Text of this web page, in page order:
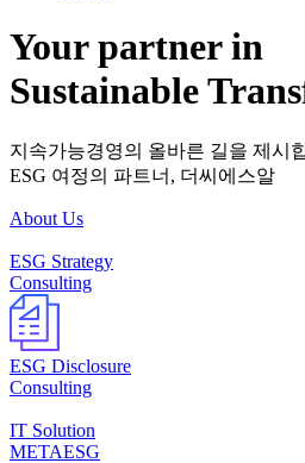
Your partner in
Sustainable
지속가능경영의 올바른 길을 제시
ESG 여정의 파트너, 더씨에스알
About Us
ESG Strategy
Consulting
ESG Disclosure
Consulting
IT Solution
METAESG